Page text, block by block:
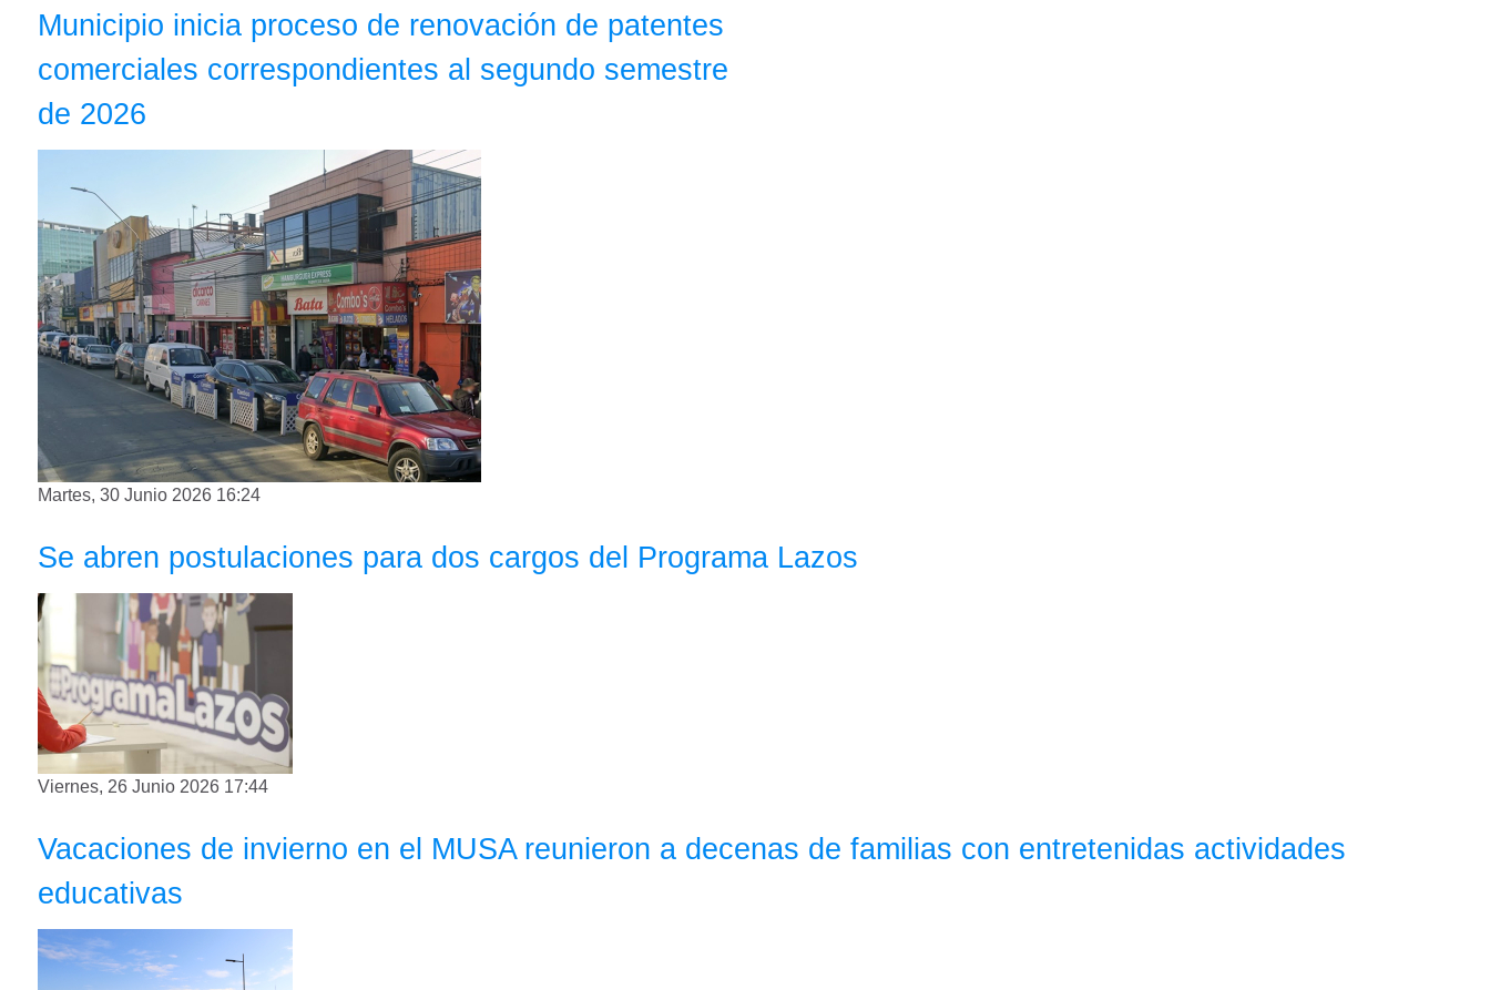
Municipio inicia proceso de renovación de patentes
comerciales correspondientes al segundo semestre
de 2026
Martes, 30 Junio 2026 16:24
Se abren postulaciones para dos cargos del Programa Lazos
Viernes, 26 Junio 2026 17:44
Vacaciones de invierno en el MUSA reunieron a decenas de familias con entretenidas actividades
educativas